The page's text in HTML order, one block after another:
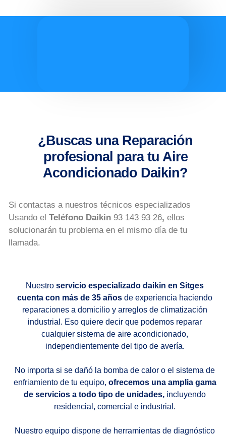
¿Buscas una Reparación
profesional para tu Aire
Acondicionado Daikin?
Si contactas a nuestros técnicos especializados
Usando el Teléfono Daikin 93 143 93 26, ellos
solucionarán tu problema en el mismo día de tu
llamada.
Nuestro servicio especializado daikin en Sitges
cuenta con más de 35 años de experiencia haciendo
reparaciones a domicilio y arreglos de climatización
industrial. Eso quiere decir que podemos reparar
cualquier sistema de aire acondicionado,
independientemente del tipo de avería.
No importa si se dañó la bomba de calor o el sistema de
enfriamiento de tu equipo, ofrecemos una amplia gama
de servicios a todo tipo de unidades, incluyendo
residencial, comercial e industrial.
Nuestro equipo dispone de herramientas de diagnóstico